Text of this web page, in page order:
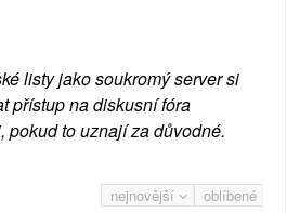
listy jako soukromý server si
přístup na diskusní fóra
pokud to uznají za důvodné.
nejnovější oblíbené